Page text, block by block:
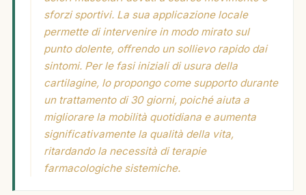
sforzi sportivi. La sua applicazione locale
permette di intervenire in modo mirato sul
punto dolente, offrendo un sollievo rapido dai
sintomi. Per le fasi iniziali di usura della
cartilagine, lo propongo come supporto durante
un trattamento di 30 giorni, poiché aiuta a
migliorare la mobilità quotidiana e aumenta
significativamente la qualità della vita,
ritardando la necessità di terapie
farmacologiche sistemiche.